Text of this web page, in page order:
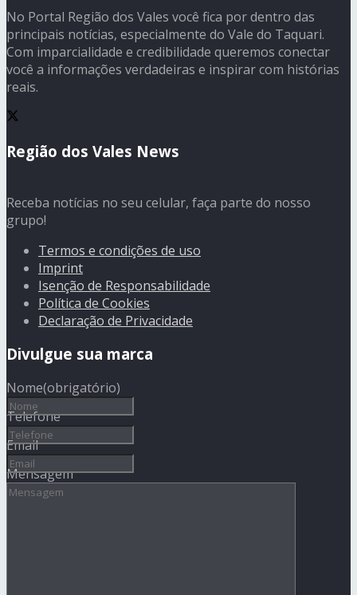
No Portal Região dos Vales você fica por dentro das
principais notícias, especialmente do Vale do Taquari.
Com imparcialidade e credibilidade queremos conectar
você a informações verdadeiras e inspirar com histórias
reais.
Região dos Vales News
Receba notícias no seu celular, faça parte do nosso
grupo!
Termos e condições de uso
Imprint
Isenção de Responsabilidade
Política de Cookies
Declaração de Privacidade
Divulgue sua marca
Nome(obrigatório)
Telefone
Email
Mensagem